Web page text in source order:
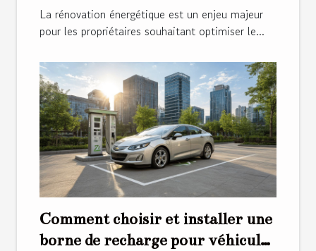
rénovation énergétique ?
La rénovation énergétique est un enjeu majeur
pour les propriétaires souhaitant optimiser le...
Comment choisir et installer une
borne de recharge pour véhicules